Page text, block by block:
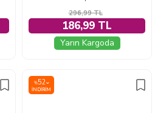
296,99TL
186,99 TL
Yarın Kargoda
%52
İNDIRIM